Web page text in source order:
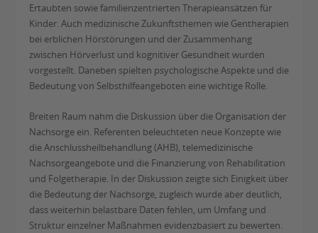
Ertaubten sowie familienzentrierten Therapieansätzen für
Kinder. Auch medizinische Zukunftsthemen wie Gentherapien
bei erblichen Hörstörungen und der Zusammenhang
zwischen Hörverlust und kognitiver Gesundheit wurden
vorgestellt. Daneben spielten psychologische Aspekte und die
Bedeutung von Selbsthilfeangeboten eine wichtige Rolle.
Breiten Raum nahm die Diskussion über die Organisation der
Nachsorge ein. Referenten beleuchteten neue Konzepte wie
die Anschlussheilbehandlung (AHB), telemedizinische
Nachsorgeangebote und die Finanzierung von Rehabilitation
und Folgetherapie. In der Diskussion zeigte sich Einigkeit über
die Bedeutung der Nachsorge, zugleich wurde aber deutlich,
dass weiterhin belastbare Daten fehlen, um Umfang und
Struktur einzelner Maßnahmen evidenzbasiert zu bewerten.